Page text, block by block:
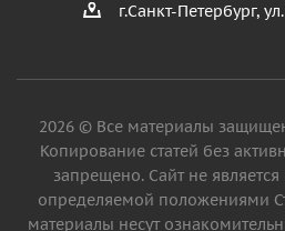
г.Санкт-Петербург,
2026 © Все материалы
Копирование статей без
запрещено. Сайт не
определяемой положениями
материалы несут